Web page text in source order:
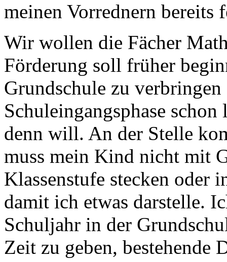
meinen Vorrednern bereits
Wir wollen die Fächer
Förderung soll früher
Grundschule zu
Schuleingangsphase
denn will. An der Stelle
muss mein Kind nicht mit
Klassenstufe stecken oder
damit ich etwas darstelle.
Schuljahr in der
Zeit zu geben, bestehende